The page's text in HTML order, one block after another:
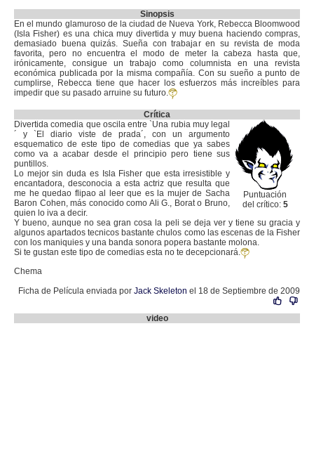
Sinopsis
En el mundo glamuroso de la ciudad de Nueva York, Rebecca Bloomwood
(Isla Fisher) es una chica muy divertida y muy buena haciendo compras,
demasiado buena quizás. Sueña con trabajar en su revista de moda
favorita, pero no encuentra el modo de meter la cabeza hasta que,
irónicamente, consigue un trabajo como columnista en una revista
económica publicada por la misma compañía. Con su sueño a punto de
cumplirse, Rebecca tiene que hacer los esfuerzos más increíbles para
impedir que su pasado arruine su futuro.
Crítica
Puntuación
del crítico: 5
Divertida comedia que oscila entre `Una rubia muy legal
´ y `El diario viste de prada´, con un argumento
esquematico de este tipo de comedias que ya sabes
como va a acabar desde el principio pero tiene sus
puntillos.
Lo mejor sin duda es Isla Fisher que esta irresistible y
encantadora, desconocia a esta actriz que resulta que
me he quedao flipao al leer que es la mujer de Sacha
Baron Cohen, más conocido como Ali G., Borat o Bruno,
quien lo iva a decir.
Y bueno, aunque no sea gran cosa la peli se deja ver y tiene su gracia y
algunos apartados tecnicos bastante chulos como las escenas de la Fisher
con los maniquies y una banda sonora popera bastante molona.
Si te gustan este tipo de comedias esta no te decepcionará.
Chema
Ficha de Película enviada por Jack Skeleton el 18 de Septiembre de 2009
video